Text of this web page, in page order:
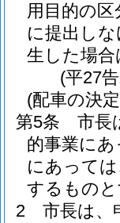
用目的の
に提出し
生した場
(平27
(配車の決
第5条
市長
的事業に
にあって
するもの
2
市長は、